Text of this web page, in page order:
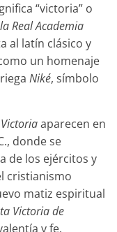
“victoria” o
Real Academia
al latín clásico y
un homenaje
Niké, símbolo
Victoriaaparecen en
donde se
de los ejércitos y
cristianismo
matiz espiritual
Victoria de
y fe.